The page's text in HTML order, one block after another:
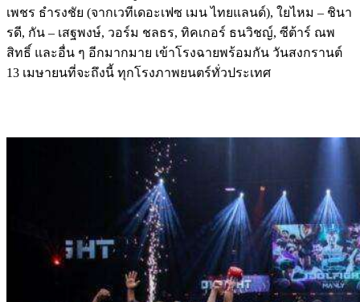
เพชร ธํารงชัย (จากเวทีเดอะเฟซ เมน ไทยแลนด์), ใยไหม – ชินา
รดี, กัน – เสฐพงษ์, วอร์ม ชลธร, ทิคเกอร์ ธนวิชญ์, ซีต้าร์ ณพ
สิทธิ์ และอื่น ๆ อีกมากมาย เข้าโรงฉายพร้อมกัน วันสงกรานต์
13 เมษายนที่จะถึงนี้ ทุกโรงภาพยนตร์ทั่วประเทศ